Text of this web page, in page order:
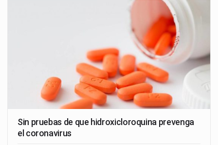
Sin pruebas de que hidroxicloroquina prevenga
el coronavirus